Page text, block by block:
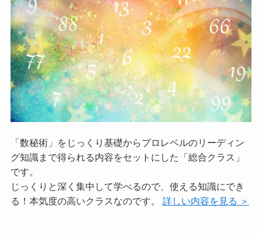
「数秘術」をじっくり基礎からプロレベルのリーディン
グ知識まで得られる内容をセットにした「総合クラス」
です。
じっくりと深く集中して学べるので、使える知識にでき
る！本気度の高いクラスなのです。 詳しい内容を見る ＞